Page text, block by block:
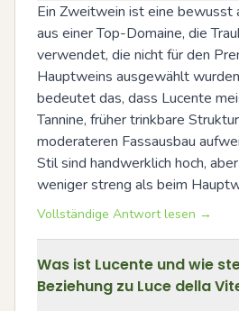
Ein Zweitwein ist eine bewusst
aus einer Top-Domaine, die
verwendet, die nicht für den
Hauptweins ausgewählt
bedeutet das, dass Lucente
Tannine, früher trinkbare
moderateren Fassausbau
Stil sind handwerklich hoch,
weniger streng als beim
Vollständige Antwort lesen →
Was ist Lucente und wie
Beziehung zu Luce della